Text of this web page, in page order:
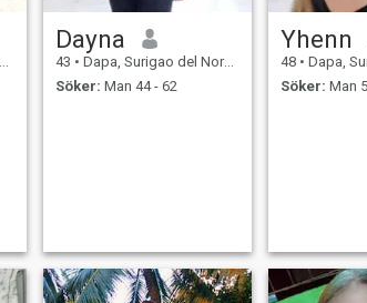
Dayna
43 • Dapa, Surigao del Norte, Filippinerna
Söker: Man 44 - 62
Yhenn
48 • Dapa, Surigao
Söker: Man